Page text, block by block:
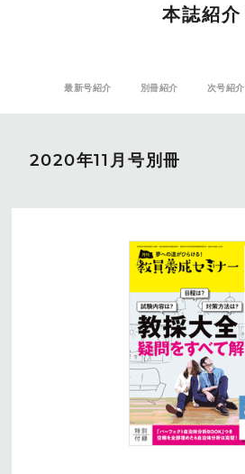
本誌紹介
最新号紹介 別冊紹介 次号紹介
2020年11月号別冊